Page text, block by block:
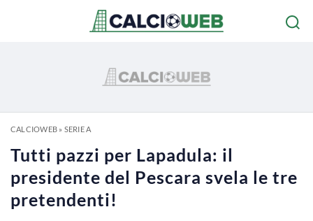
CALCIOWEB» SERIE A
Tutti pazzi per Lapadula: il
presidente del Pescara svela le tre
pretendenti!